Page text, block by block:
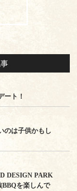
ート！
のは子供かもし
DESIGN PARK
BBQを楽しんで